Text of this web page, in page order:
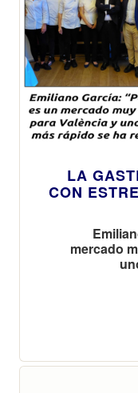
LA
CON
mercado